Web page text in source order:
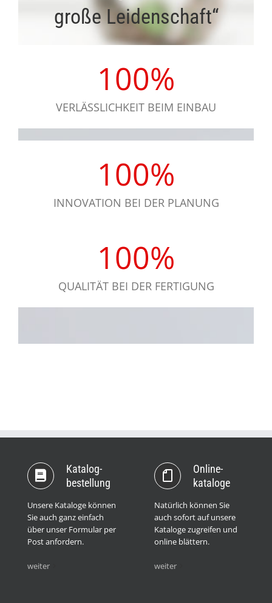
große Leidenschaft“
100%
VERLÄSSLICHKEIT BEIM EINBAU
100%
INNOVATION BEI DER PLANUNG
100%
QUALITÄT BEI DER FERTIGUNG
Katalog­
bestellung
Unsere Kataloge können
Sie auch ganz einfach
über unser Formular per
Post anfordern.
weiter
Online­
kataloge
Natürlich können Sie
auch sofort auf unsere
Kataloge zugreifen und
online blättern.
weiter